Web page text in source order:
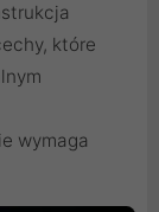
które
wymaga